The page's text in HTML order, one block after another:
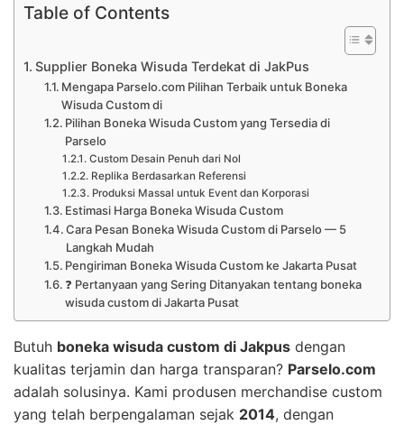
Table of Contents
Supplier Boneka Wisuda Terdekat di JakPus
Mengapa Parselo.com Pilihan Terbaik untuk Boneka
Wisuda Custom di
Pilihan Boneka Wisuda Custom yang Tersedia di
Parselo
Custom Desain Penuh dari Nol
Replika Berdasarkan Referensi
Produksi Massal untuk Event dan Korporasi
Estimasi Harga Boneka Wisuda Custom
Cara Pesan Boneka Wisuda Custom di Parselo — 5
Langkah Mudah
Pengiriman Boneka Wisuda Custom ke Jakarta Pusat
❓ Pertanyaan yang Sering Ditanyakan tentang boneka
wisuda custom di Jakarta Pusat
Butuh boneka wisuda custom di Jakpus dengan
kualitas terjamin dan harga transparan? Parselo.com
adalah solusinya. Kami produsen merchandise custom
yang telah berpengalaman sejak 2014, dengan